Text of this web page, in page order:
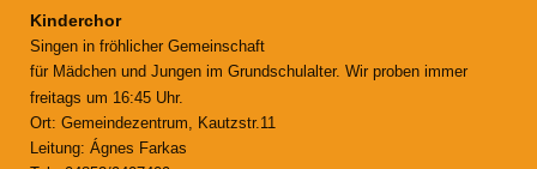
Kinderchor
Singen in fröhlicher Gemeinschaft
für Mädchen und Jungen im Grundschulalter. Wir proben immer
freitags um 16:45 Uhr.
Ort: Gemeindezentrum, Kautzstr.11
Leitung: Ágnes Farkas